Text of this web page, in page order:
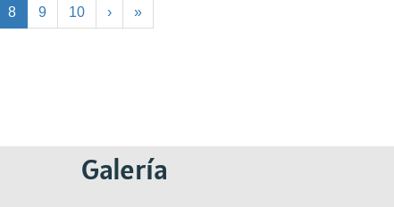
8 9 10 › »
Galería